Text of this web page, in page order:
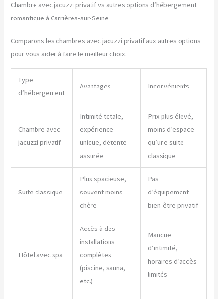
Chambre avec jacuzzi privatif vs autres options d’hébergement
romantique à Carrières-sur-Seine
Comparons les chambres avec jacuzzi privatif aux autres options
pour vous aider à faire le meilleur choix.
Type
d’hébergement
Avantages Inconvénients
Chambre avec
jacuzzi privatif
Intimité totale,
expérience
unique, détente
assurée
Prix plus élevé,
moins d’espace
qu’une suite
classique
Suite classique
Plus spacieuse,
souvent moins
chère
Pas
d’équipement
bien-être privatif
Hôtel avec spa
Accès à des
installations
complètes
(piscine, sauna,
etc.)
Manque
d’intimité,
horaires d’accès
limités